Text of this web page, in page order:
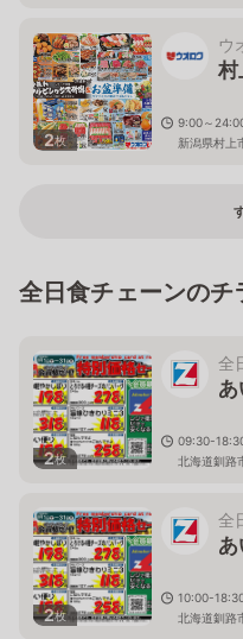
2枚
ウ
村
9:00～
新潟県村上
全日食チェーンのチ
2枚
全
09:30-
北海道釧路
2枚
全
10:00-
北海道釧路